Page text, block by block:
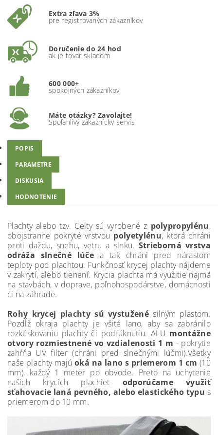
Extra zľava 3%
pre registrovaných zákazníkov
Doručenie do 24 hod
ak je tovar skladom
600 000+
spokojných zákazníkov
Máte otázky? Zavolajte!
Spoľahlivý zákaznícky servis
POPIS
PARAMETRE
DISKUSIA
HODNOTENIE
Plachty alebo tzv. Celty sú vyrobené z polypropylénu,
obojstranne pokryté vrstvou polyetylénu, ktorá chráni
proti dažďu, snehu, vetru a slnku. Strieborná vrstva
odráža slnečné lúče a tak chráni pred nárastom
teploty pod plachtou. Funkčnosť krycej plachty nájdeme
v zakrytí, alebo tienení. Krycia plachta má využitie najmä
na stavbách, v doprave, poľnohospodárstve, domácnosti
či na záhrade.
Rohy krycej plachty sú vystuženésilným plastom.
Pozdĺž okraja plachty je všité lano, aby sa zabránilo
rozkúskovaniu plachty či podfúknutiu. ALU montážne
otvory rozmiestnené vo vzdialenosti 1 m - pokrytie
zahŕňa UV filter (chráni pred slnečnými lúčmi).Všetky
naše plachty majú oká na lano s priemerom 1 cm (10
mm), každý 1 meter po obvode. Preto na uchytenie
našich krycích plachiet odporúčame využiť
sťahovacie laná pevného, alebo elastického typu s
priemerom do 10 mm.